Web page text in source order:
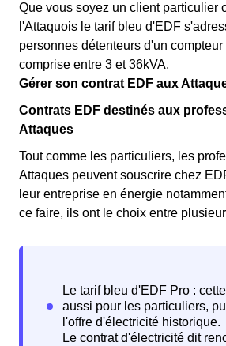
Que vous soyez un client particulier
l'Attaquois le tarif bleu d'EDF
personnes détenteurs d'un
comprise entre 3 et 36kVA.
Gérer son contrat EDF aux
Contrats EDF destinés aux
Attaques
Tout comme les particuliers, les
Attaques peuvent souscrire chez
leur entreprise en énergie
ce faire, ils ont le choix entre